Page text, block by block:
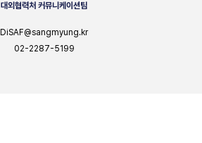
대외협력처 커뮤니케이션팀
DiSAF@sangmyung.kr
02-2287-5199